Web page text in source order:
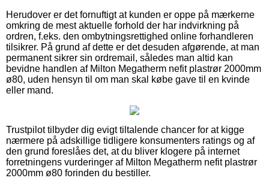
Herudover er det fornuftigt at kunden er oppe på mærkerne
omkring de mest aktuelle forhold der har indvirkning på
ordren, f.eks. den ombytningsrettighed online forhandleren
tilsikrer. På grund af dette er det desuden afgørende, at man
permanent sikrer sin ordremail, således man altid kan
bevidne handlen af Milton Megatherm nefit plastrør 2000mm
ø80, uden hensyn til om man skal købe gave til en kvinde
eller mand.
Trustpilot tilbyder dig evigt tiltalende chancer for at kigge
nærmere på adskillige tidligere konsumenters ratings og af
den grund foreslåes det, at du bliver klogere på internet
forretningens vurderinger af Milton Megatherm nefit plastrør
2000mm ø80 forinden du bestiller.